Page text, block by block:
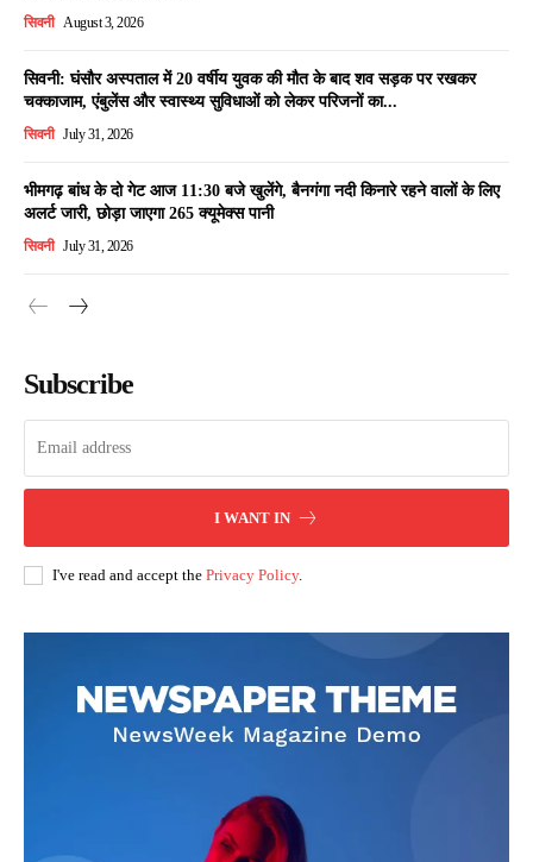
सिवनी August 3, 2026
सिवनी: घंसौर अस्पताल में 20 वर्षीय युवक की मौत के बाद शव सड़क पर रखकर
चक्काजाम, एंबुलेंस और स्वास्थ्य सुविधाओं को लेकर परिजनों का...
सिवनी July 31, 2026
भीमगढ़ बांध के दो गेट आज 11:30 बजे खुलेंगे, बैनगंगा नदी किनारे रहने वालों के लिए
अलर्ट जारी, छोड़ा जाएगा 265 क्यूमेक्स पानी
सिवनी July 31, 2026
Subscribe
I WANT IN
I've read and accept the Privacy Policy.